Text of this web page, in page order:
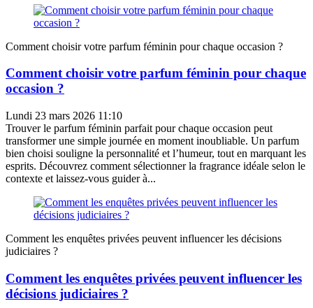
Comment choisir votre parfum féminin pour chaque occasion ?
Comment choisir votre parfum féminin pour chaque
occasion ?
Lundi 23 mars 2026 11:10
Trouver le parfum féminin parfait pour chaque occasion peut
transformer une simple journée en moment inoubliable. Un parfum
bien choisi souligne la personnalité et l’humeur, tout en marquant les
esprits. Découvrez comment sélectionner la fragrance idéale selon le
contexte et laissez-vous guider à...
Comment les enquêtes privées peuvent influencer les décisions
judiciaires ?
Comment les enquêtes privées peuvent influencer les
décisions judiciaires ?